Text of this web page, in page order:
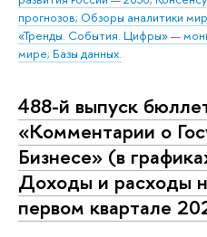
прогнозов; Обзоры аналитики
«Тренды. События. Цифры» —
мире; Базы данных.
488-й выпуск
«Комментарии о
Бизнесе» (в
Доходы и расходы
первом квартале